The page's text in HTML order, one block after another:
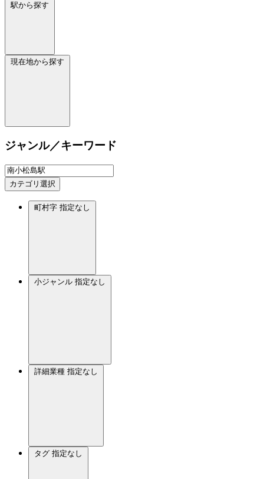
駅から探す
現在地から探す
ジャンル／キーワード
カテゴリ選択
町村字 指定なし
小ジャンル 指定なし
詳細業種 指定なし
タグ 指定なし